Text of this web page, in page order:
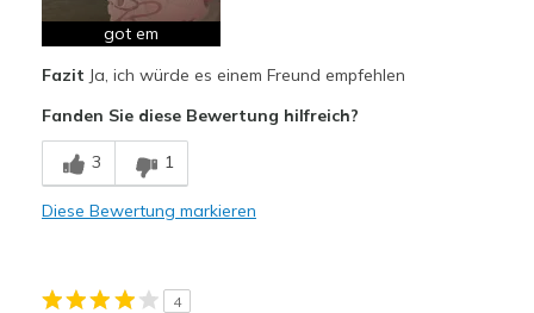
Comfortable
Coquette
Durable
Stylish
Geeignete Verwendung
Going Out
got em
Fazit Ja, ich würde es einem Freund empfehlen
Fanden Sie diese Bewertung hilfreich?
3 1
Diese Bewertung markieren
4